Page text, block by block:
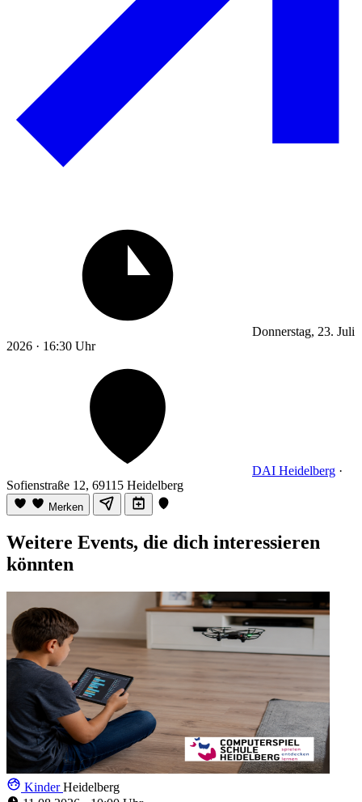
Donnerstag, 23. Juli
2026 · 16:30 Uhr
DAI Heidelberg ·
Sofienstraße 12, 69115 Heidelberg
Merken
Weitere Events, die dich interessieren
könnten
KinderHeidelberg